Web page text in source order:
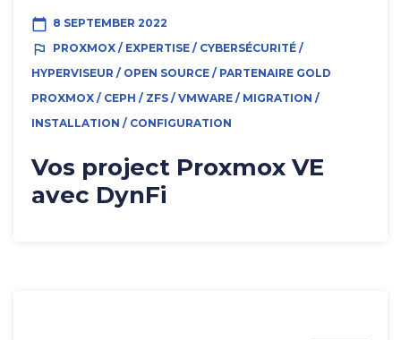
calendar_today 8 SEPTEMBER 2022
outlined_flag
PROXMOX / EXPERTISE / CYBERSÉCURITÉ /
HYPERVISEUR / OPEN SOURCE / PARTENAIRE GOLD
PROXMOX / CEPH / ZFS / VMWARE / MIGRATION /
INSTALLATION / CONFIGURATION
Vos project Proxmox VE
avec DynFi